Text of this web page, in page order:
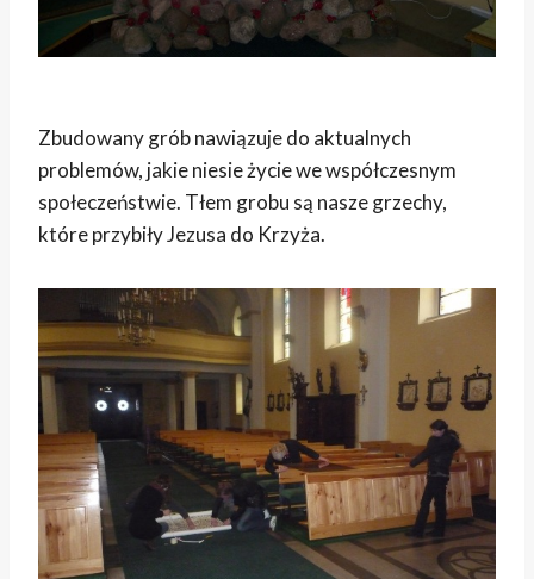
Zbudowany grób nawiązuje do aktualnych
problemów, jakie niesie życie we współczesnym
społeczeństwie. Tłem grobu są nasze grzechy,
które przybiły Jezusa do Krzyża.